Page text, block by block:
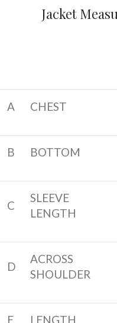
Jacket
A CHEST
B BOTTOM
C
SLEEVE
LENGTH
D
ACROSS
SHOULDER
E LENGTH